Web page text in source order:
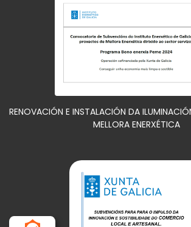
RENOVACIÓN E INSTALACIÓN DA
MELLORA ENERXÉTICA